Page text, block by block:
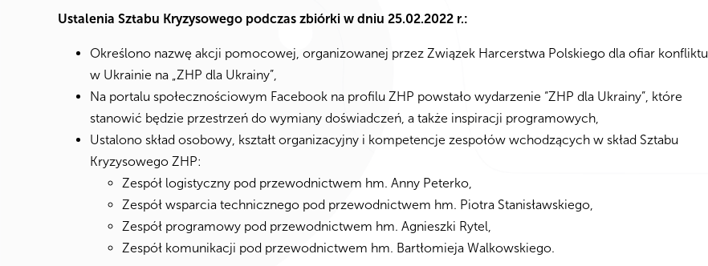
Ustalenia Sztabu Kryzysowego podczas zbiórki w dniu 25.02.2022 r.:
Określono nazwę akcji pomocowej, organizowanej przez Związek Harcerstwa Polskiego dla ofiar konfliktu
w Ukrainie na „ZHP dla Ukrainy”,
Na portalu społecznościowym Facebook na profilu ZHP powstało wydarzenie “ZHP dla Ukrainy”, które
stanowić będzie przestrzeń do wymiany doświadczeń, a także inspiracji programowych,
Ustalono skład osobowy, kształt organizacyjny i kompetencje zespołów wchodzących w skład Sztabu
Kryzysowego ZHP:
Zespół logistyczny pod przewodnictwem hm. Anny Peterko,
Zespół wsparcia technicznego pod przewodnictwem hm. Piotra Stanisławskiego,
Zespół programowy pod przewodnictwem hm. Agnieszki Rytel,
Zespół komunikacji pod przewodnictwem hm. Bartłomieja Walkowskiego.